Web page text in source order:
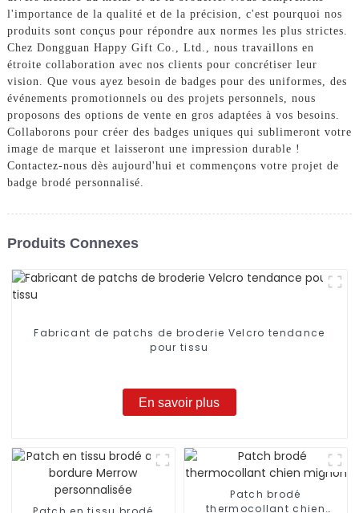
l'importance de la qualité et de la précision, c'est pourquoi nos
produits sont conçus pour répondre aux normes les plus strictes.
Chez Dongguan Happy Gift Co., Ltd., nous travaillons en
étroite collaboration avec nos clients pour concrétiser leur
vision. Que vous ayez besoin de badges pour des uniformes, des
événements promotionnels ou des projets personnels, nous
proposons des options de vente en gros adaptées à vos besoins.
Collaborons pour créer des badges uniques qui sublimeront votre
image de marque et laisseront une impression durable !
Contactez-nous dès aujourd'hui et commençons votre projet de
badge brodé personnalisé.
Produits Connexes
Fabricant de patchs de broderie Velcro tendance
pour tissu
En savoir plus
Patch brodé
thermocollant chien